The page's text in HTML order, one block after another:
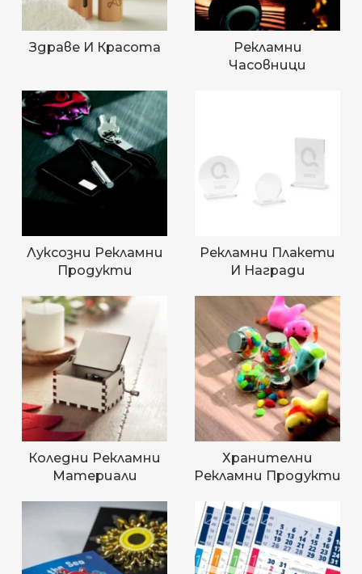
Здраве И Красота
Рекламни
Часовници
Луксозни Рекламни
Продукти
Рекламни Плакети
И Награди
Коледни Рекламни
Материали
Хранителни
Рекламни Продукти